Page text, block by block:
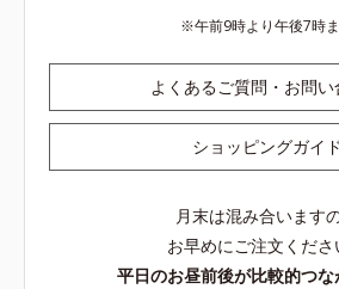
午前9時より午後7時
よくあるご質問・お問
ショッピングガイド
月末は混み合います
お早めにご注文くださ
平日のお昼前後が比較的つ